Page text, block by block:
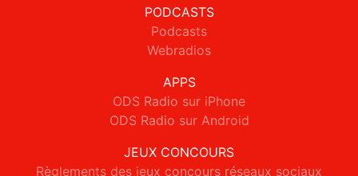
PODCASTS
Podcasts
Webradios
APPS
ODS Radio sur iPhone
ODS Radio sur Android
JEUX CONCOURS
Règlements des jeux concours réseaux sociaux